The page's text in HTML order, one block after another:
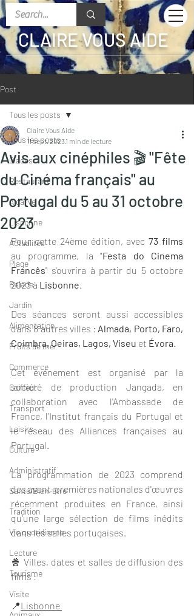
CLAIRE VOUS AIDE
Post
Tous les posts
Glaces
Restaurant
Algarve
Lisbonne
Actualités
Plage
Balade
Jardin
Alimentation
Fruits de mer
Commerce
Coiffeur
Transport
Loisirs
Culture
Administratif
Santé/Bien-être
Tradition
Vie quotidienne
Lecture
Tourisme
Visite
Tous les posts
Avis aux cinéphiles 🎬 "Fête
du Cinéma français" au
Portugal du 5 au 31 octobre
2023
Claire Vous Aide
11 sept. 2023 1 min de lecture
Pour cette 24ème édition, avec 73 films
au programme, la "Festa do Cinema
Francês" s'ouvrira à partir du 5 octobre
2023 à Lisbonne.
Des séances seront aussi accessibles
dans 8 autres villes : Almada, Porto, Faro,
Coimbra, Oeiras, Lagos, Viseu et Évora.
Cet événement est organisé par la
société de production Jangada, en
collaboration avec l'Ambassade de
France, l'Institut français du Portugal et
le réseau des Alliances françaises au
Portugal.
La programmation de 2023 comprend
des avant-premières nationales d'œuvres
récemment produites en France, ainsi
qu'une large sélection de films inédits
dans les salles portugaises.
🍿 Villes, dates et salles de diffusion des
films :
📍Lisbonne